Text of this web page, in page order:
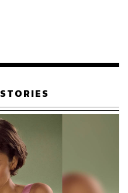
ยังเด็ก ฉันต้องการรอง
ของเธอ จึงเลือกใช้
ง Zendaya ใช้ผลิตภัณฑ์ตัว
มือนเธอไม่ได้แต่งหน้าเลย)
รมชาติ Robinson ใช้
ก้ม และ ColourPop SOL
วไหม้แดดจากการเล่นใน
จาก Freck Beauty